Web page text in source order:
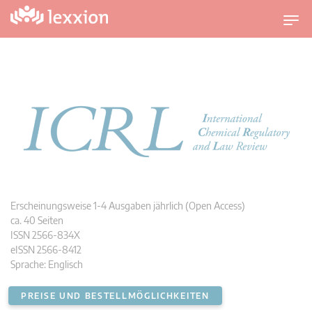
U
m
Erscheinungsweise 1-4 Ausgaben jährlich (Open Access)
ca. 40 Seiten
ISSN 2566-834X
eISSN 2566-8412
Sprache: Englisch
PREISE UND BESTELLMÖGLICHKEITEN